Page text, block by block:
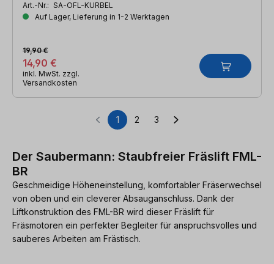
Art.-Nr.: SA-OFL-KURBEL
Auf Lager, Lieferung in 1-2 Werktagen
14,90 €
19,90 €
inkl. MwSt. zzgl.
Versandkosten
Seite
1 Seite
2 Seite
3
Der Saubermann: Staubfreier Fräslift FML-
BR
Geschmeidige Höheneinstellung, komfortabler Fräserwechsel
von oben und ein cleverer Absauganschluss. Dank der
Liftkonstruktion des FML-BR wird dieser Fräslift für
Fräsmotoren ein perfekter Begleiter für anspruchsvolles und
sauberes Arbeiten am Frästisch.